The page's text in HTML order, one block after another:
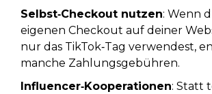
Selbst‑Checkout nutzen: Wenn
eigenen Checkout auf deiner
nur das TikTok‑Tag verwendest,
manche Zahlungsgebühren.
Influencer‑Kooperationen: Statt